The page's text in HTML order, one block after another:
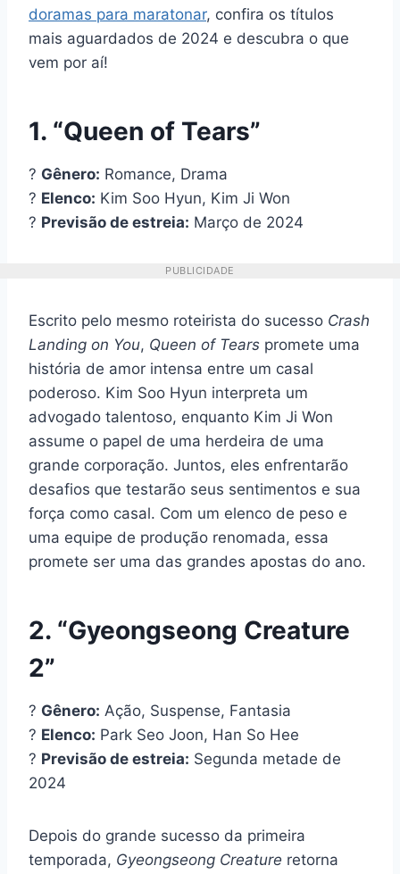
doramas para maratonar, confira os títulos
mais aguardados de 2024 e descubra o que
vem por aí!
1. “Queen of Tears”
? Gênero: Romance, Drama
? Elenco: Kim Soo Hyun, Kim Ji Won
? Previsão de estreia: Março de 2024
PUBLICIDADE
Escrito pelo mesmo roteirista do sucesso Crash
Landing on You, Queen of Tears promete uma
história de amor intensa entre um casal
poderoso. Kim Soo Hyun interpreta um
advogado talentoso, enquanto Kim Ji Won
assume o papel de uma herdeira de uma
grande corporação. Juntos, eles enfrentarão
desafios que testarão seus sentimentos e sua
força como casal. Com um elenco de peso e
uma equipe de produção renomada, essa
promete ser uma das grandes apostas do ano.
2. “Gyeongseong Creature
2”
? Gênero: Ação, Suspense, Fantasia
? Elenco: Park Seo Joon, Han So Hee
? Previsão de estreia: Segunda metade de
2024
Depois do grande sucesso da primeira
temporada, Gyeongseong Creature retorna